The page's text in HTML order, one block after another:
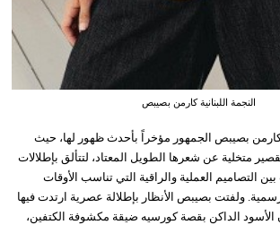
النجمة اللبنانية كارمن بصيبص
كارمن بصيبص الجمهور مؤخراً بأحدث ظهور لها، حيث
متخلية عن شعرها الطويل المعتاد، لتتألق بإطلالات
التصاميم العملية والراقية التي تناسب الأوقات
ولفتت بصيبص الأنظار بإطلالة عصرية ارتدت فيها
الداكن بقصة كورسيه ضيقة مكشوفة الكتفين،